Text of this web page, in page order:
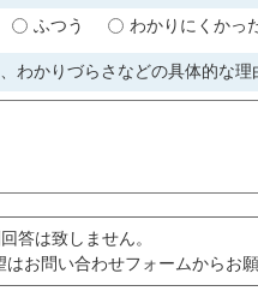
ふつう わかりにくかっ
わかりづらさなどの具体的な
答は致しません。
お問い合わせフォームからお願